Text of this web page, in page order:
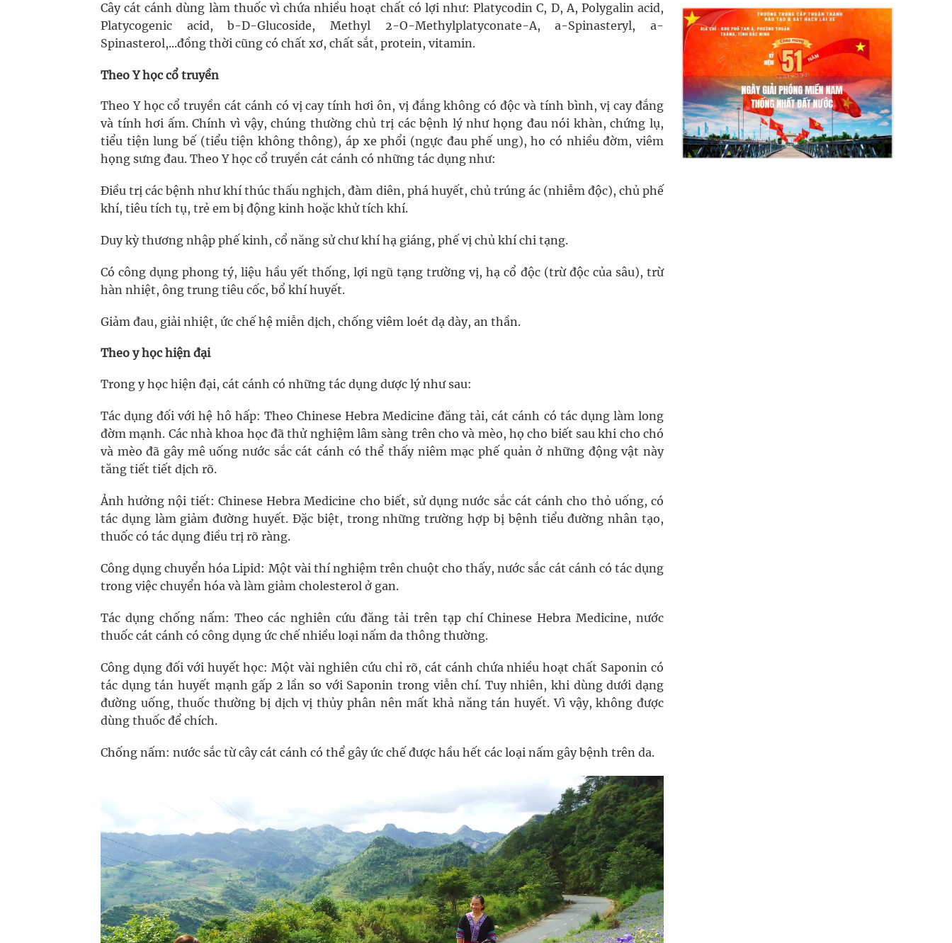
Cây cát cánh dùng làm thuốc vì chứa nhiều hoạt chất có lợi như: Platycodin C, D, A, Polygalin acid,
Platycogenic acid, b-D-Glucoside, Methyl 2-O-Methylplatyconate-A, a-Spinasteryl, a-
Spinasterol,...đồng thời cũng có chất xơ, chất sắt, protein, vitamin.
Theo Y học cổ truyền
Theo Y học cổ truyền cát cánh có vị cay tính hơi ôn, vị đắng không có độc và tính bình, vị cay đắng
và tính hơi ấm. Chính vì vậy, chúng thường chủ trị các bệnh lý như họng đau nói khàn, chứng lụ,
tiểu tiện lung bế (tiểu tiện không thông), áp xe phổi (ngực đau phế ung), ho có nhiều đờm, viêm
họng sưng đau. Theo Y học cổ truyền cát cánh có những tác dụng như:
Điều trị các bệnh như khí thúc thấu nghịch, đàm diên, phá huyết, chủ trúng ác (nhiễm độc), chủ phế
khí, tiêu tích tụ, trẻ em bị động kinh hoặc khử tích khí.
Duy kỳ thương nhập phế kinh, cổ năng sử chư khí hạ giáng, phế vị chủ khí chi tạng.
Có công dụng phong tý, liệu hầu yết thống, lợi ngũ tạng trường vị, hạ cổ độc (trừ độc của sâu), trừ
hàn nhiệt, ông trung tiêu cốc, bổ khí huyết.
Giảm đau, giải nhiệt, ức chế hệ miễn dịch, chống viêm loét dạ dày, an thần.
Theo y học hiện đại
Trong y học hiện đại, cát cánh có những tác dụng dược lý như sau:
Tác dụng đối với hệ hô hấp: Theo Chinese Hebra Medicine đăng tải, cát cánh có tác dụng làm long
đờm mạnh. Các nhà khoa học đã thử nghiệm lâm sàng trên cho và mèo, họ cho biết sau khi cho chó
và mèo đã gây mê uống nước sắc cát cánh có thể thấy niêm mạc phế quản ở những động vật này
tăng tiết tiết dịch rõ.
Ảnh hưởng nội tiết: Chinese Hebra Medicine cho biết, sử dụng nước sắc cát cánh cho thỏ uống, có
tác dụng làm giảm đường huyết. Đặc biệt, trong những trường hợp bị bệnh tiểu đường nhân tạo,
thuốc có tác dụng điều trị rõ ràng.
Công dụng chuyển hóa Lipid: Một vài thí nghiệm trên chuột cho thấy, nước sắc cát cánh có tác dụng
trong việc chuyển hóa và làm giảm cholesterol ở gan.
Tác dụng chống nấm: Theo các nghiên cứu đăng tải trên tạp chí Chinese Hebra Medicine, nước
thuốc cát cánh có công dụng ức chế nhiều loại nấm da thông thường.
Công dụng đối với huyết học: Một vài nghiên cứu chỉ rõ, cát cánh chứa nhiều hoạt chất Saponin có
tác dụng tán huyết mạnh gấp 2 lần so với Saponin trong viễn chí. Tuy nhiên, khi dùng dưới dạng
đường uống, thuốc thường bị dịch vị thủy phân nên mất khả năng tán huyết. Vì vậy, không được
dùng thuốc để chích.
Chống nấm: nước sắc từ cây cát cánh có thể gây ức chế được hầu hết các loại nấm gây bệnh trên da.